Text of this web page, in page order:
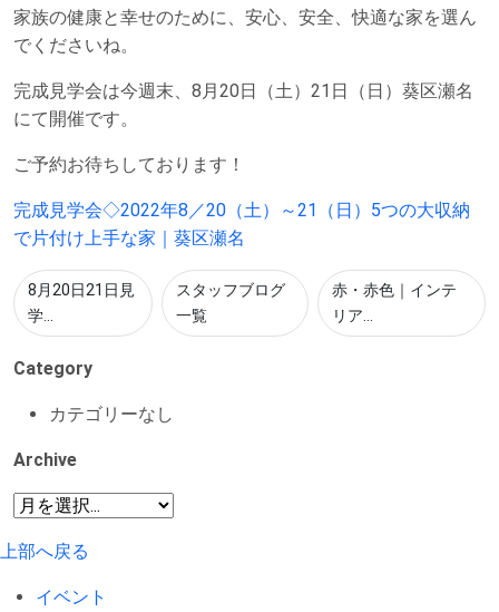
家族の健康と幸せのために、安心、安全、快適な家を選ん
でくださいね。
完成見学会は今週末、8月20日（土）21日（日）葵区瀬名
にて開催です。
ご予約お待ちしております！
完成見学会◇2022年8／20（土）～21（日）5つの大収納
で片付け上手な家｜葵区瀬名
8月20日21日見
学...
スタッフブログ
一覧
赤・赤色｜インテ
リア...
Category
カテゴリーなし
Archive
上部へ戻る
イベント